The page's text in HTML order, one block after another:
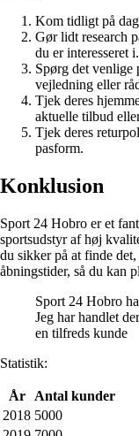
Kom tidligt på
Gør lidt research
du er interesseret i.
Spørg det
vejledning eller
Tjek deres
aktuelle tilbud
Tjek deres
pasform.
Konklusion
Sport 24 Hobro er et
sportsudstyr af høj
du sikker på at finde
åbningstider, så du kan
Sport 24 Hobro
Jeg har handlet
en tilfreds kunde
Statistik:
År
Antal kunder
2018 5000